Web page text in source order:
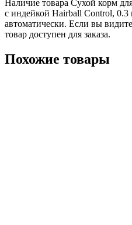
Наличие товара Сухой корм
с индейкой Hairball Control, 0.3
автоматически. Если вы
товар доступен для заказа.
Похожие товары